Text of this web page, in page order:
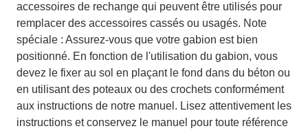
accessoires de rechange qui peuvent être utilisés pour
remplacer des accessoires cassés ou usagés. Note
spéciale : Assurez-vous que votre gabion est bien
positionné. En fonction de l'utilisation du gabion, vous
devez le fixer au sol en plaçant le fond dans du béton ou
en utilisant des poteaux ou des crochets conformément
aux instructions de notre manuel. Lisez attentivement les
instructions et conservez le manuel pour toute référence